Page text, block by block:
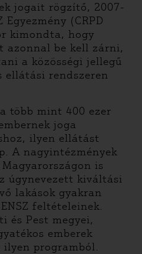
jogait rögzítő, 2007-
(CRPD
kimondta, hogy
azonnal be kell zárni,
a közösségi jellegű
ellátási rendszeren
több mint 400 ezer
joga
ilyen ellátást
A nagyintézmények
is
úgynevezett kiváltási
lakások gyakran
feltételeinek.
és Pest megyei,
emberek
programból.